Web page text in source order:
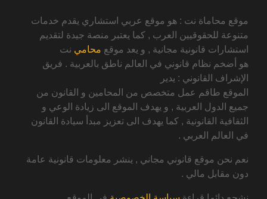
موقع محاماة نت : هو موقع عربي استشاري يقدم خدمات
متنوعة للحقوقيين العرب , كما يعتبر منصة جيدة لتقديم
استشارات قانونية مجانية , و يعد موقع محامي نت
هو أضخم نظام قانوني في العالم ناطق بالعربية . فريق
الإشراف القانوني : يدير
الموقع طاقم عمل متخصص من المحامين و القانون من
جميع الدول العربية , و يهدف الموقع الى زيادة الوعي و
الثقافية القانونية , كما يهدف الى تعزيز مبدأ سيادة القانون
في العالم العربي .
نعم نحن موقع قانوني مجاني , ينشر معلومات قانونية عامة
دون مقابل مالي .